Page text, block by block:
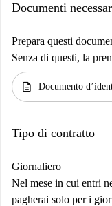
Documenti
Prepara questi
Senza di questi, la
description Documento
Tipo di contratto
Giornaliero
Nel mese in cui entri
pagherai solo per i